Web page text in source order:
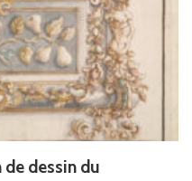
dessin du